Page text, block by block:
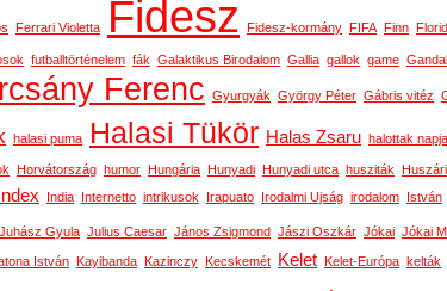
Ferrari Violetta Fidesz Fidesz-kormány FIFA Finn
futballtörténelem fák Galaktikus Birodalom Gallia gallok game
Ferenc Gyurgyák György Péter Gábris vitéz
halasi puma Halasi Tükör Halas Zsaru halottak napja
Horvátország humor Hungária Hunyadi Hunyadi utca husziták
Index India Internetto intrikusok Irapuato Irodalmi Ujság irodalom István
Juhász Gyula Julius Caesar János Zsigmond Jászi Oszkár Jókai Jókai
István Kayibanda Kazinczy Kecskemét Kelet Kelet-Európa kelták